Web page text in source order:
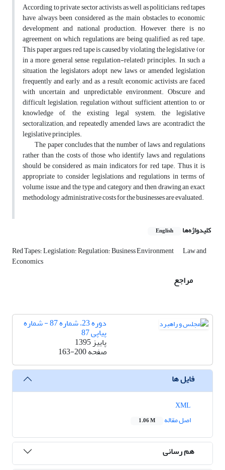
According to private sector activists as well as politicians, red tapes
have always been considered as the main obstacles to economic
development and national production. However, there is no
agreement on which regulations are being qualified as red tape.
This paper argues red tape is caused by violating the legislative (or
in a more general sense, regulation-related) principles. In such a
situation, the legislators adopt new laws or amended legislation
frequently and early, and as a result, economic activists are faced
with uncertain and unpredictable environment. Obscure and
difficult legislation; regulation without sufficient attention to, or
knowledge of, the existing legal system; the legislative
sectoralization; and repeatedly amended laws, are acontradict the
legislative principles.
The paper concludes that the number of laws and regulations
rather than the costs of those who identify laws and regulations
should be considered as main indicators for red tape. Thus it is
appropriate to consider legislations and regulations in terms of
volume, issue, and the type, and category, and then drawing an exact
methodology, administrative costs for the businesses are evaluated.
کلیدواژه‌ها English
Red Tapes؛ Legislation؛ Regulation؛ Business Environment Law and
Economics
مراجع
دوره 23، شماره 87 - شماره
پیاپی 87
پاییز 1395
صفحه163-200
فایل ها
اصل مقاله
1.06 M
هم رسانی